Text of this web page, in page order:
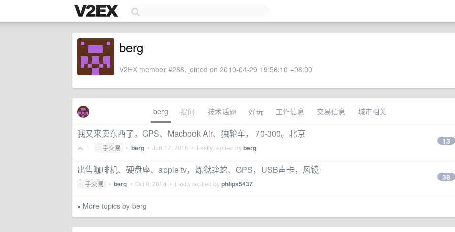
berg
V2EX member #288, joined on 2010-04-29 19:56:10 +08:00
berg 提问 技术话题 好玩 工作信息 交易信息 城市相关
我又来卖东西了。GPS、Macbook Air、独轮车， 70-300。北京
1 二手交易 • berg • Jun 17, 2015 • Lastly replied byberg
13
出售咖啡机、硬盘座、apple tv，炼狱蝰蛇、GPS，USB声卡，风镜
二手交易 • berg • Oct 9, 2014 • Lastly replied byphlips5437
38
» More topics by berg